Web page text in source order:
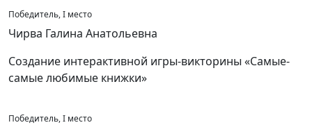
Победитель, I место
Чирва Галина Анатольевна
Создание интерактивной игры-викторины «Самые-
самые любимые книжки»
Победитель, I место